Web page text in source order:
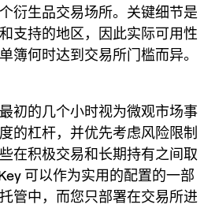
衍生品交易场所。关键细节是
支持的地区，因此实际可用性
簿何时达到交易所门槛而异。
初的几个小时视为微观市场事
的杠杆，并优先考虑风险限制
在积极交易和长期持有之间取
可以作为实用的配置的一部
管中，而您只部署在交易所进